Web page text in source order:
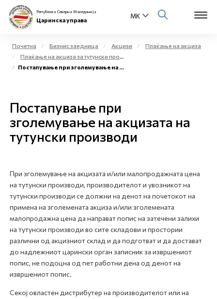
За нас
Бизнис заедница
Е-Царина
Е-Весник
Република Северна Македонија
Царинска управа
Почетна Бизнис заедница Акцизи
Плаќање на акциза
Плаќање на акциза за тутунски производи
Постапување при зголемување на акцизата на тутунски производи
Постапување при
зголемување на акцизата на
тутунски производи
При зголемување на акцизата и/или малопродажната цена
на тутунски производи, производителот и увозникот на
тутунски производи се должни на денот на почетокот на
примена на зголемената акциза и/или зголемената
малопродажна цена да направат попис на затечени залихи
на тутунски производи во сите складови и простории
различни од акцизниот склад и да подготват и да достават
до надлежниот царински орган записник за извршениот
попис, не подоцна од пет работни дена од денот на
извршениот попис.
Секој овластен дистрибутер на производителот или на